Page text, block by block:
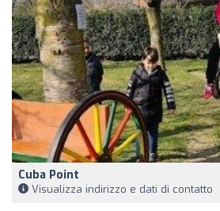
Cuba Point
Visualizza indirizzo e dati di contatto